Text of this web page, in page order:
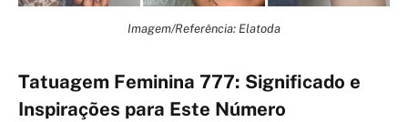
Imagem/Referência: Elatoda
Tatuagem Feminina 777: Significado e
Inspirações para Este Número